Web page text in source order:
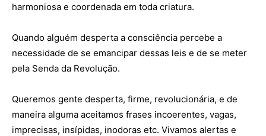
harmoniosa e coordenada em toda criatura.
Quando alguém desperta a consciência percebe a
necessidade de se emancipar dessas leis e de se meter
pela Senda da Revolução.
Queremos gente desperta, firme, revolucionária, e de
maneira alguma aceitamos frases incoerentes, vagas,
imprecisas, insípidas, inodoras etc. Vivamos alertas e